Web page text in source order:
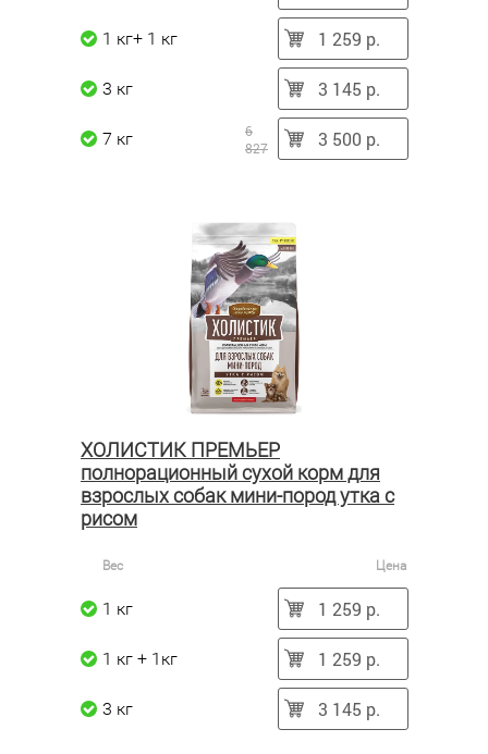
1 кг+ 1 кг 1 259 р.
3 кг 3 145 р.
7 кг
6
827
3 500 р.
ХОЛИСТИК ПРЕМЬЕР
полнорационный сухой корм для
взрослых собак мини-пород утка с
рисом
Вес Цена
1 кг 1 259 р.
1 кг + 1кг 1 259 р.
3 кг 3 145 р.